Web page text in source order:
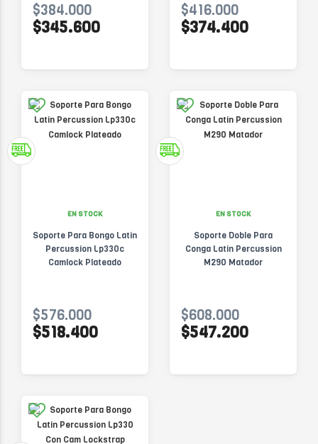
$384.000
$345.600
$416.000
$374.400
EN STOCK
Soporte Para Bongo Latin
Percussion Lp330c
Camlock Plateado
$576.000
$518.400
EN STOCK
Soporte Doble Para
Conga Latin Percussion
M290 Matador
$608.000
$547.200